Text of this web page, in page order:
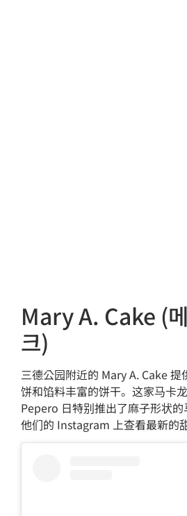
Mary A. Cake (
크)
三德公园附近的 Mary A. Cake
饼和馅料丰富的饼干。这家马卡
Pepero 日特别推出了麻子形状
他们的 Instagram 上查看最新的